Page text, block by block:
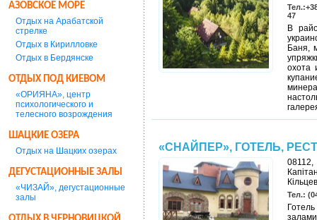
АЗОВСКОЕ МОРЕ
Отдых на Арабатской
стрелке
Отдых в Кирилловке
Отдых в Бердянске
ОТДЫХ ПОД КИЕВОМ
«ОРИЯНА», центр
психологического и
телесного возрождения
ШАЦКИЕ ОЗЕРА
Отдых на Шацких озерах
ДЕГУСТАЦИОННЫЕ ЗАЛЫ
«ЧИЗАЙ», дегустационные
залы
47
В
Баня,
охота
«СНАЙПЕР», ГОТЕЛЬ,
Тел.: